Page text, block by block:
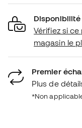
Vérifiez si
magasin le
Premier
Plus de
*Non